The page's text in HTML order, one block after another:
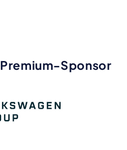
Premium-Sponsor